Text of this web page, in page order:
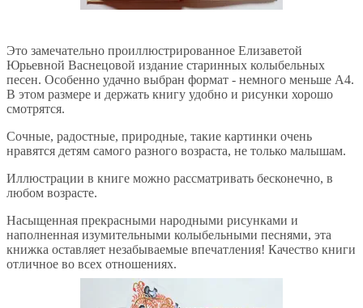
Это замечательно проиллюстрированное Елизаветой
Юрьевной Васнецовой издание старинных колыбельных
песен. Особенно удачно выбран формат - немного меньше А4.
В этом размере и держать книгу удобно и рисунки хорошо
смотрятся.
Сочные, радостные, природные, такие картинки очень
нравятся детям самого разного возраста, не только малышам.
Иллюстрации в книге можно рассматривать бесконечно, в
любом возрасте.
Насыщенная прекрасными народными рисунками и
наполненная изумительными колыбельными песнями, эта
книжка оставляет незабываемые впечатления! Качество книги
отличное во всех отношениях.